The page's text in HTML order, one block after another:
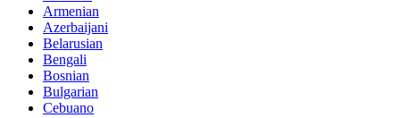
Armenian
Azerbaijani
Belarusian
Bengali
Bosnian
Bulgarian
Cebuano